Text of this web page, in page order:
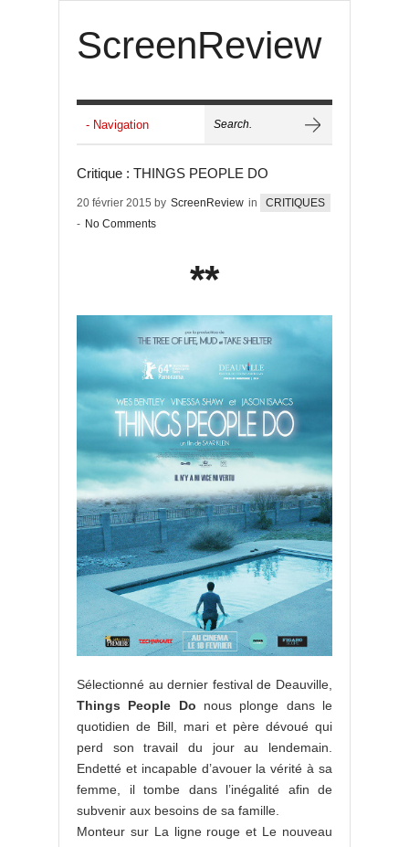
ScreenReview
Critique : THINGS PEOPLE DO
20 février 2015 by ScreenReview in
CRITIQUES
- No Comments
**
Sélectionné au dernier festival de Deauville,
Things People Do nous plonge dans le
quotidien de Bill, mari et père dévoué qui
perd son travail du jour au lendemain.
Endetté et incapable d’avouer la vérité à sa
femme, il tombe dans l’inégalité afin de
subvenir aux besoins de sa famille.
Monteur sur La ligne rouge et Le nouveau